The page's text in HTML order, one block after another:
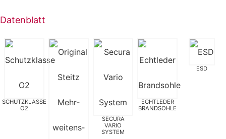
Datenblatt
SCHUTZKLASSE
O2
SECURA
VARIO
SYSTEM
ECHTLEDER
BRANDSOHLE
ESD